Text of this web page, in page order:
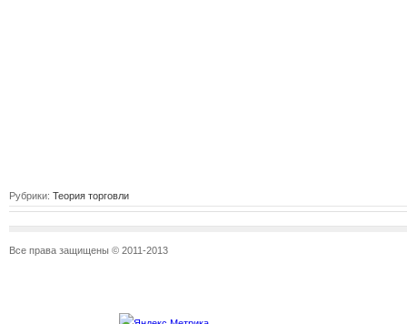
Рубрики: Теория торговли
Все права защищены © 2011-2013